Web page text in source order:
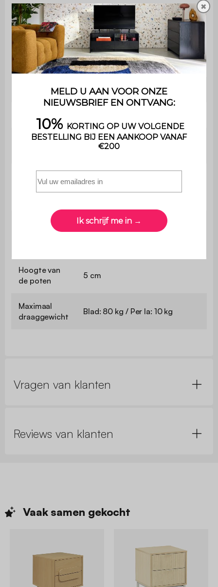
Garantie 2 jaar
Montage
De montage is heel eenvoudig ,
een handleiding wordt
meegeleverd
Ja
Afmetingen
L 42 x b 38 x D : 1,5 cm
L 39 x H 21,5 cm
Afmetingen
L 34 x D 28,7 x H 11,5 cm
Hoogte van
de poten
5 cm
Maximaal
draaggewicht
Blad: 80 kg / Per la: 10 kg
Vragen van klanten
Reviews van klanten
Vaak samen gekocht
✖